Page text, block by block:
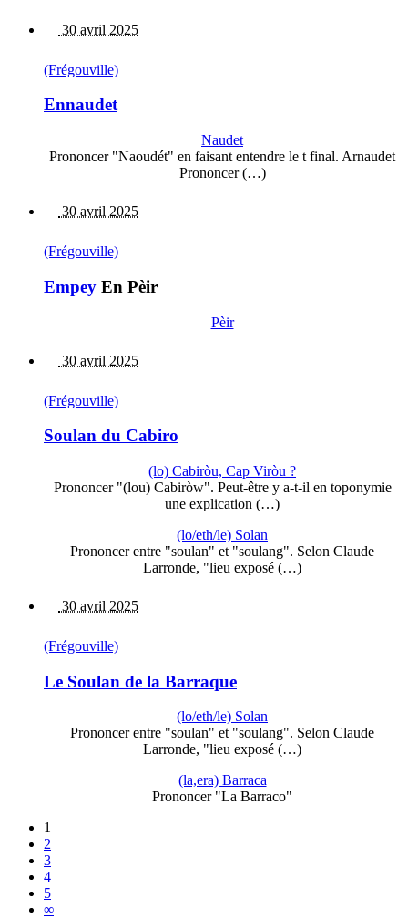
30 avril 2025
(Frégouville)
Ennaudet
Naudet
Prononcer "Naoudét" en faisant entendre le t final. Arnaudet
Prononcer (…)
30 avril 2025
(Frégouville)
Empey En Pèir
Pèir
30 avril 2025
(Frégouville)
Soulan du Cabiro
(lo) Cabiròu, Cap Viròu ?
Prononcer "(lou) Cabiròw". Peut-être y a-t-il en toponymie
une explication (…)
(lo/eth/le) Solan
Prononcer entre "soulan" et "soulang". Selon Claude
Larronde, "lieu exposé (…)
30 avril 2025
(Frégouville)
Le Soulan de la Barraque
(lo/eth/le) Solan
Prononcer entre "soulan" et "soulang". Selon Claude
Larronde, "lieu exposé (…)
(la,era) Barraca
Prononcer "La Barraco"
1
2
3
4
5
∞